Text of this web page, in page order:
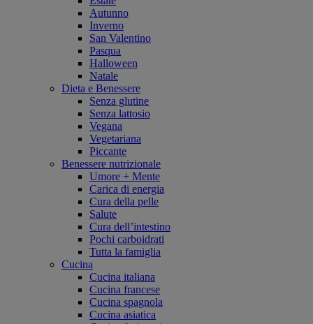
Autunno
Inverno
San Valentino
Pasqua
Halloween
Natale
Dieta e Benessere
Senza glutine
Senza lattosio
Vegana
Vegetariana
Piccante
Benessere nutrizionale
Umore + Mente
Carica di energia
Cura della pelle
Salute
Cura dell’intestino
Pochi carboidrati
Tutta la famiglia
Cucina
Cucina italiana
Cucina francese
Cucina spagnola
Cucina asiatica